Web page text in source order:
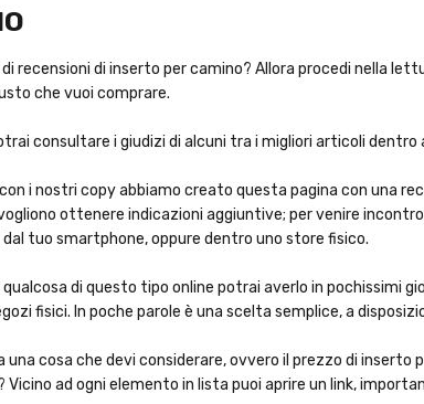
recensioni di inserto per camino? Allora procedi nella
che vuoi comprare.
consultare i giudizi di alcuni tra i migliori articoli
i nostri copy abbiamo creato questa pagina con una
ottenere indicazioni aggiuntive; per venire
tuo smartphone, oppure dentro uno store fisico.
di questo tipo online potrai averlo in pochissimi
fisici. In poche parole è una scelta semplice, a
una cosa che devi considerare, ovvero il prezzo di
Vicino ad ogni elemento in lista puoi aprire un link,